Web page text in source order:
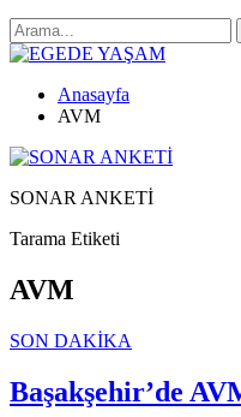
Anasayfa
AVM
SONAR ANKETİ
Tarama Etiketi
AVM
SON DAKİKA
Başakşehir’de